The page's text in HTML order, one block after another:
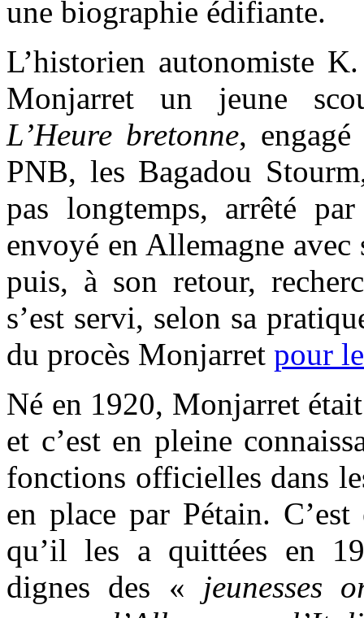
une biographie édifiante.
L’historien autonomiste
Monjarret un jeune
L’Heure bretonne,
PNB, les Bagadou
pas longtemps, arrêté
envoyé en Allemagne
puis, à son retour,
s’est servi, selon sa
du procès Monjarret pour
Né en 1920, Monjarret
et c’est en pleine
fonctions officielles dans
en place par Pétain.
qu’il les a quittées en
dignes des « jeunesses